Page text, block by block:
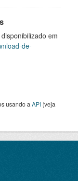
em
de-
usando a API (veja